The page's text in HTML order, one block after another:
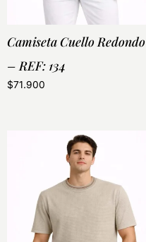
Camiseta Cuello Redondo
– REF: 134
$71.900